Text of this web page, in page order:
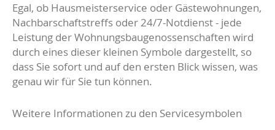
Egal, ob Hausmeisterservice oder Gästewohnungen,
Nachbarschaftstreffs oder 24/7-Notdienst - jede
Leistung der Wohnungsbaugenossenschaften wird
durch eines dieser kleinen Symbole dargestellt, so
dass Sie sofort und auf den ersten Blick wissen, was
genau wir für Sie tun können.
Weitere Informationen zu den Servicesymbolen